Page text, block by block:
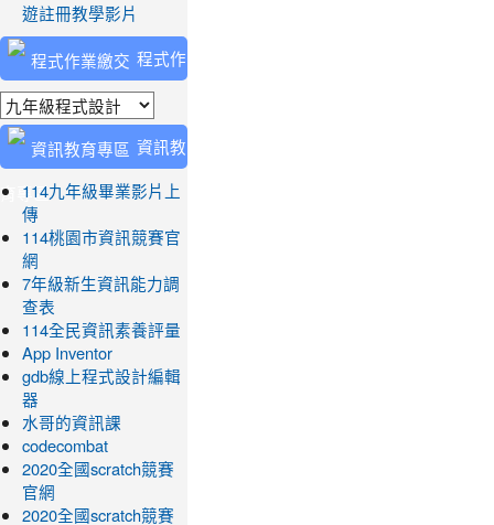
遊註冊教學影片
程式作
業繳交
資訊教
育專區114九年級畢業影片上
傳
114桃園市資訊競賽官
網
7年級新生資訊能力調
查表
114全民資訊素養評量
App Inventor
gdb線上程式設計編輯
器
水哥的資訊課
codecombat
2020全國scratch競賽
官網
2020全國scratch競賽